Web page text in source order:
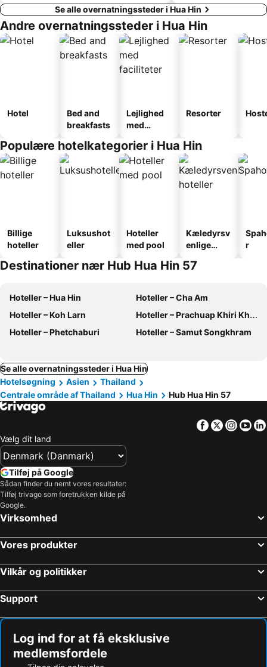
Se alle overnatningssteder i Hua Hin
Andre overnatningssteder i Hua Hin
Hotel
Bed and
breakfasts
Lejlighed
med
Resorter
Populære hotelkategorier i Hua Hin
Billige
hoteller
Luksushot
eller
Hoteller
med pool
Kæledyrsv
enlige
r
Destinationer nær Hub Hua Hin 57
Hoteller – Hua Hin
Hoteller – Cha Am
Hoteller – Koh Larn
Hoteller – Prachuap Khiri Khan
Hoteller – Phetchaburi
Hoteller – Samut Songkhram
Se alle overnatningssteder i Hua Hin
Hotelsøgning
Asien
Thailand
Centrale område af Thailand
Hua Hin Hub Hua Hin 57
Facebook
Twitter
Vælg dit land
Tilføj på Google
Sådan finder du nemt vores resultater:
Tilføj trivago som foretrukken kilde på
Google.
Virksomhed
Vores produkter
Vilkår og politikker
Support
Log ind for at få eksklusive
medlemsfordele